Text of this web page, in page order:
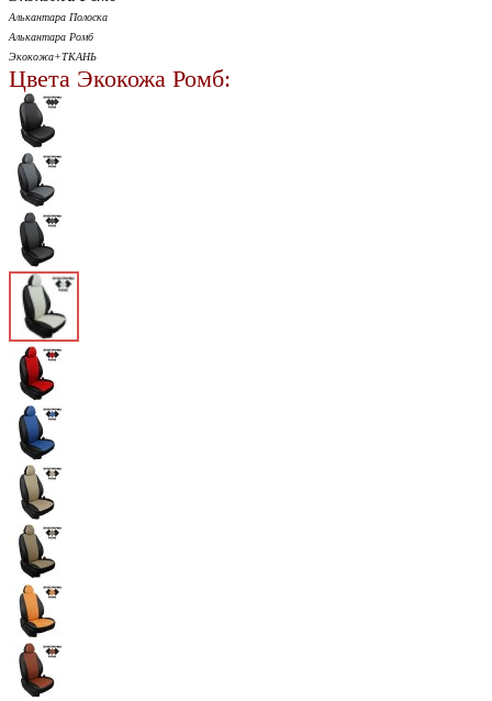
Алькантара Полоска
Алькантара Ромб
Экокожа+ТКАНЬ
Цвета Экокожа Ромб: